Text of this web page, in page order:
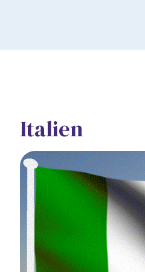
Italien